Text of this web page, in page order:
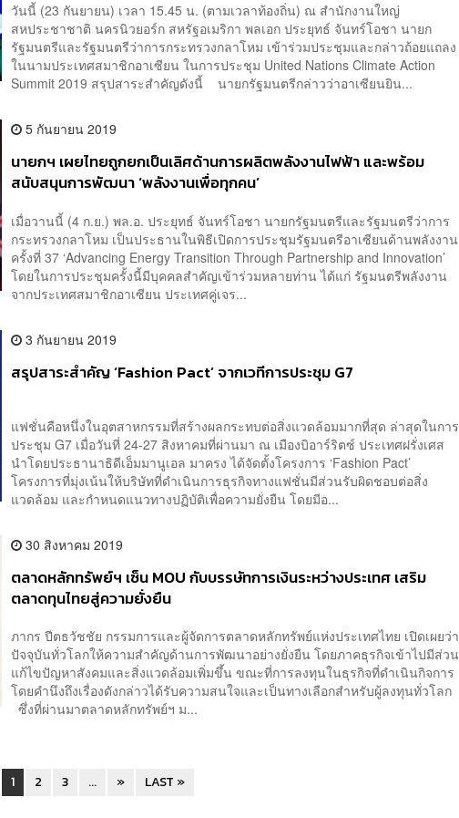
วันนี้ (23 กันยายน) เวลา 15.45 น. (ตามเวลาท้องถิ่น) ณ สำนักงานใหญ่
สหประชาชาติ นครนิวยอร์ก สหรัฐอเมริกา พลเอก ประยุทธ์ จันทร์โอชา นายก
รัฐมนตรีและรัฐมนตรีว่าการกระทรวงกลาโหม เข้าร่วมประชุมและกล่าวถ้อยแถลง
ในนามประเทศสมาชิกอาเซียน ในการประชุม United Nations Climate Action
Summit 2019 สรุปสาระสำคัญดังนี้ นายกรัฐมนตรีกล่าวว่าอาเซียนยิน...
5 กันยายน 2019
นายกฯ เผยไทยถูกยกเป็นเลิศด้านการผลิตพลังงานไฟฟ้า และพร้อม
สนับสนุนการพัฒนา ‘พลังงานเพื่อทุกคน’
เมื่อวานนี้ (4 ก.ย.) พล.อ. ประยุทธ์ จันทร์โอชา นายกรัฐมนตรีและรัฐมนตรีว่าการ
กระทรวงกลาโหม เป็นประธานในพิธีเปิดการประชุมรัฐมนตรีอาเซียนด้านพลังงาน
ครั้งที่ 37 ‘Advancing Energy Transition Through Partnership and Innovation’
โดยในการประชุมครั้งนี้มีบุคคลสำคัญเข้าร่วมหลายท่าน ได้แก่ รัฐมนตรีพลังงาน
จากประเทศสมาชิกอาเซียน ประเทศคู่เจร...
3 กันยายน 2019
สรุปสาระสำคัญ ‘Fashion Pact’ จากเวทีการประชุม G7
แฟชั่นคือหนึ่งในอุตสาหกรรมที่สร้างผลกระทบต่อสิ่งแวดล้อมมากที่สุด ล่าสุดในการ
ประชุม G7 เมื่อวันที่ 24-27 สิงหาคมที่ผ่านมา ณ เมืองบิอาร์ริตซ์ ประเทศฝรั่งเศส
นำโดยประธานาธิดีเอ็มมานูเอล มาครง ได้จัดตั้งโครงการ ‘Fashion Pact’
โครงการที่มุ่งเน้นให้บริษัทที่ดำเนินการธุรกิจทางแฟชั่นมีส่วนรับผิดชอบต่อสิ่ง
แวดล้อม และกำหนดแนวทางปฏิบัติเพื่อความยั่งยืน โดยมีอ...
30 สิงหาคม 2019
ตลาดหลักทรัพย์ฯ เซ็น MOU กับบรรษัทการเงินระหว่างประเทศ เสริม
ตลาดทุนไทยสู่ความยั่งยืน
ภากร ปีตธวัชชัย กรรมการและผู้จัดการตลาดหลักทรัพย์แห่งประเทศไทย เปิดเผยว่า
ปัจจุบันทั่วโลกให้ความสำคัญด้านการพัฒนาอย่างยั่งยืน โดยภาคธุรกิจเข้าไปมีส่วน
แก้ไขปัญหาสังคมและสิ่งแวดล้อมเพิ่มขึ้น ขณะที่การลงทุนในธุรกิจที่ดำเนินกิจการ
โดยคำนึงถึงเรื่องดังกล่าวได้รับความสนใจและเป็นทางเลือกสำหรับผู้ลงทุนทั่วโลก
ซึ่งที่ผ่านมาตลาดหลักทรัพย์ฯ ม...
1 2 3 ... » LAST »